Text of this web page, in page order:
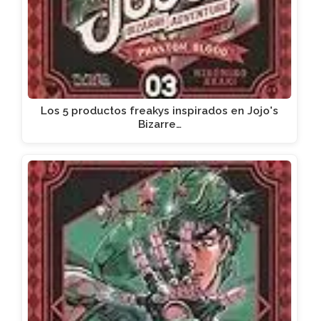
Los 5 productos freakys inspirados en Jojo's
Bizarre…